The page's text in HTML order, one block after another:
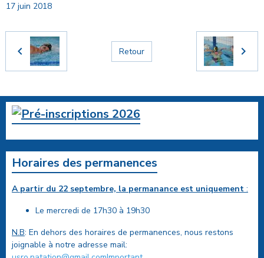
17 juin 2018
Retour
Horaires des permanences
A partir du 22 septembre, la permanance est uniquement :
Le mercredi de 17h30 à 19h30
N.B: En dehors des horaires de permanences, nous restons
joignable à notre adresse mail: